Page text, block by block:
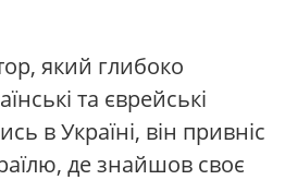
який глибоко
та єврейські
в Україні, він привніс
де знайшов своє